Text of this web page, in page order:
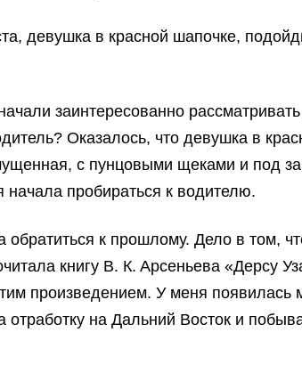
девушка в красной шапочке,
заинтересованно
Оказалось, что девушка в
с пунцовыми щеками и под
начала пробираться к водителю.
обратиться к прошлому. Дело в том,
книгу В. К. Арсеньева «Дерсу
произведением. У меня появилась
отработку на Дальний Восток и